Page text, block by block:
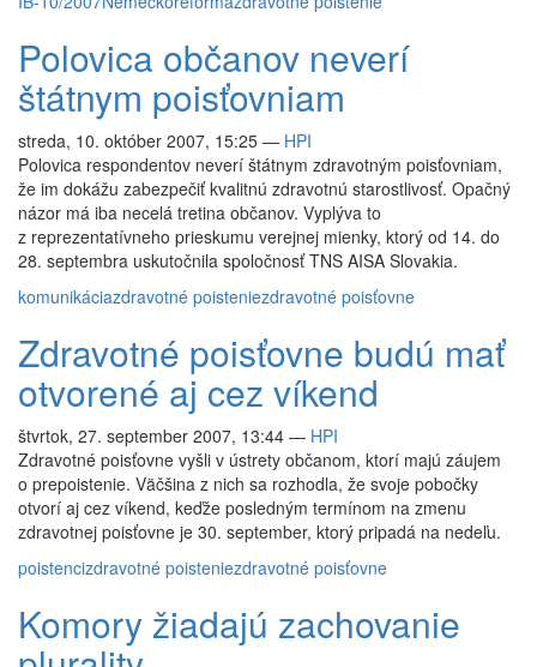
Polovica občanov neverí
štátnym poisťovniam
streda, 10. október 2007, 15:25 — HPI
Polovica respondentov neverí štátnym zdravotným poisťovniam,
že im dokážu zabezpečiť kvalitnú zdravotnú starostlivosť. Opačný
názor má iba necelá tretina občanov. Vyplýva to
z reprezentatívneho prieskumu verejnej mienky, ktorý od 14. do
28. septembra uskutočnila spoločnosť TNS AISA Slovakia.
komunikáciazdravotné poisteniezdravotné poisťovne
Zdravotné poisťovne budú mať
otvorené aj cez víkend
štvrtok, 27. september 2007, 13:44 — HPI
Zdravotné poisťovne vyšli v ústrety občanom, ktorí majú záujem
o prepoistenie. Väčšina z nich sa rozhodla, že svoje pobočky
otvorí aj cez víkend, keďže posledným termínom na zmenu
zdravotnej poisťovne je 30. september, ktorý pripadá na nedeľu.
poistencizdravotné poisteniezdravotné poisťovne
Komory žiadajú zachovanie